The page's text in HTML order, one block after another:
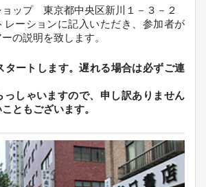
ップ 東京都中央区新川１－３－２
レーションに記入いただき、参加者が
の説明を致します。
タートします。遅れる場合は必ずご連
っしゃいますので、申し訳ありません
ともございます。